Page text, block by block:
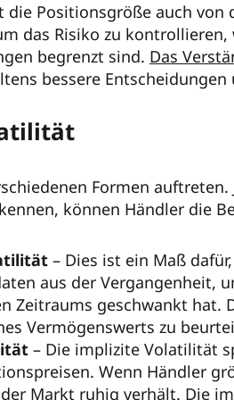
die Positionsgröße auch
das Risiko zu
begrenzt sind. Das
bessere
Formen
können Händler die
– Dies ist ein Maß
aus der Vergangenheit,
Zeitraums geschwankt hat.
Vermögenswerts zu
– Die implizite Volatilität
Wenn Händler
Markt ruhig verhält. Die